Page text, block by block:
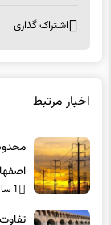
اشتراک گذاری
اخبار مرتبط
1 سال پیش